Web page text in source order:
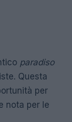
paradiso
Questa
per
nota per le